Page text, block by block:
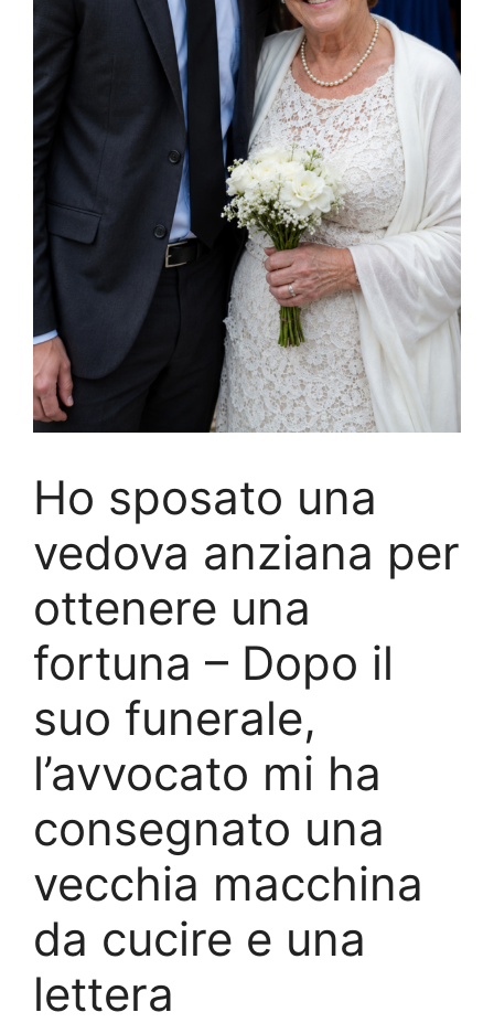
Ho sposato una
vedova anziana per
ottenere una
fortuna – Dopo il
suo funerale,
l’avvocato mi ha
consegnato una
vecchia macchina
da cucire e una
lettera